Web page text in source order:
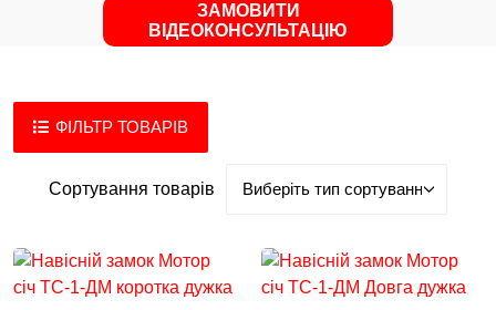
ЗАМОВИТИ
ВІДЕОКОНСУЛЬТАЦІЮ
ФІЛЬТР ТОВАРІВ
Сортування товарів